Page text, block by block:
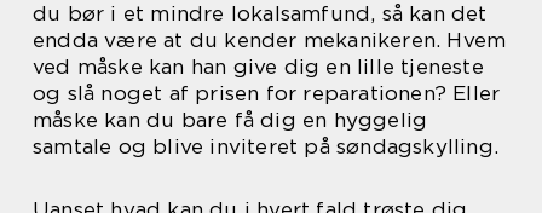
du bør i et mindre lokalsamfund, så kan det
endda være at du kender mekanikeren. Hvem
ved måske kan han give dig en lille tjeneste
og slå noget af prisen for reparationen? Eller
måske kan du bare få dig en hyggelig
samtale og blive inviteret på søndagskylling.